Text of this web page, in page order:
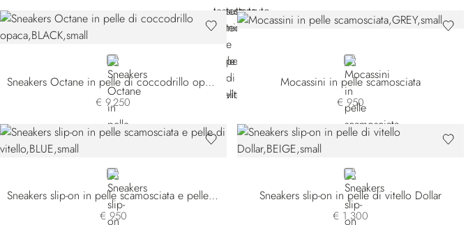
BLACK
Sneakers Octane in pelle di coccodrillo opaca
€ 9.250
GREY
Mocassini in pelle scamosciata
€ 950
BLUE
Sneakers slip-on in pelle scamosciata e pelle di vitello
€ 950
BEIGE
Sneakers slip-on in pelle di vitello Dollar
€ 1.300